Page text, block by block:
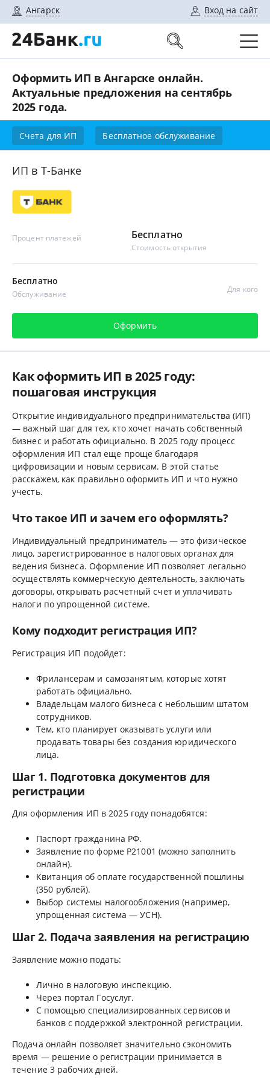
Ангарск Вход на сайт
Оформить ИП в Ангарске онлайн.
Актуальные предложения на сентябрь
2025 года.
Счета для ИП Бесплатное обслуживание
ИП в Т-Банке
Процент платежей Бесплатно
Стоимость открытия
Бесплатно
Обслуживание Для кого
Оформить
Как оформить ИП в 2025 году:
пошаговая инструкция
Открытие индивидуального предпринимательства (ИП)
— важный шаг для тех, кто хочет начать собственный
бизнес и работать официально. В 2025 году процесс
оформления ИП стал еще проще благодаря
цифровизации и новым сервисам. В этой статье
расскажем, как правильно оформить ИП и что нужно
учесть.
Что такое ИП и зачем его оформлять?
Индивидуальный предприниматель — это физическое
лицо, зарегистрированное в налоговых органах для
ведения бизнеса. Оформление ИП позволяет легально
осуществлять коммерческую деятельность, заключать
договоры, открывать расчетный счет и уплачивать
налоги по упрощенной системе.
Кому подходит регистрация ИП?
Регистрация ИП подойдет:
Фрилансерам и самозанятым, которые хотят
работать официально.
Владельцам малого бизнеса с небольшим штатом
сотрудников.
Тем, кто планирует оказывать услуги или
продавать товары без создания юридического
лица.
Шаг 1. Подготовка документов для
регистрации
Для оформления ИП в 2025 году понадобятся:
Паспорт гражданина РФ.
Заявление по форме Р21001 (можно заполнить
онлайн).
Квитанция об оплате государственной пошлины
(350 рублей).
Выбор системы налогообложения (например,
упрощенная система — УСН).
Шаг 2. Подача заявления на регистрацию
Заявление можно подать:
Лично в налоговую инспекцию.
Через портал Госуслуг.
С помощью специализированных сервисов и
банков с поддержкой электронной регистрации.
Подача онлайн позволяет значительно сэкономить
время — решение о регистрации принимается в
течение 3 рабочих дней.